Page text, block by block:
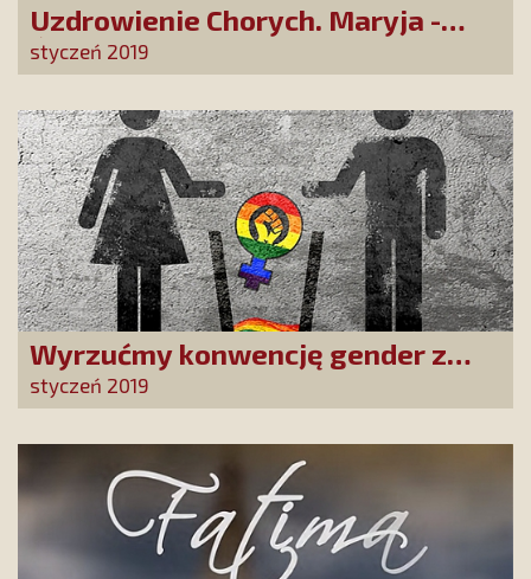
Uzdrowienie Chorych. Maryja -
Święci - Cuda
styczeń 2019
Wyrzućmy konwencję gender z
Polski - petycja do władz
styczeń 2019